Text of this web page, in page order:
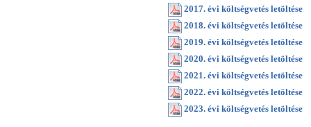
2017. évi költségvetés letöltése
2018. évi költségvetés letöltése
2019. évi költségvetés letöltése
2020. évi költségvetés letöltése
2021. évi költségvetés letöltése
2022. évi költségvetés letöltése
2023. évi költségvetés letöltése